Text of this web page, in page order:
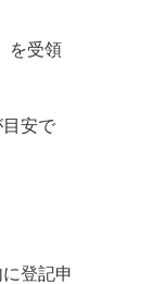
を受領
安で
登記申